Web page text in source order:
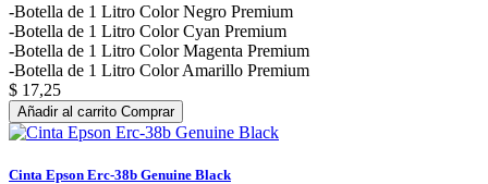
-Botella de 1 Litro Color Negro Premium
-Botella de 1 Litro Color Cyan Premium
-Botella de 1 Litro Color Magenta Premium
-Botella de 1 Litro Color Amarillo Premium
$ 17,25
Añadir al carrito Comprar
Cinta Epson Erc-38b Genuine Black